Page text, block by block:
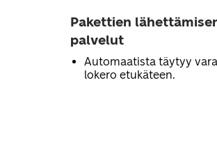
Pakettien
palvelut
Automaatista täytyy
lokero etukäteen.